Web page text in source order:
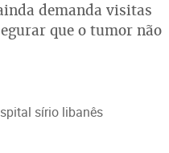
demanda visitas
que o tumor não
sírio libanês